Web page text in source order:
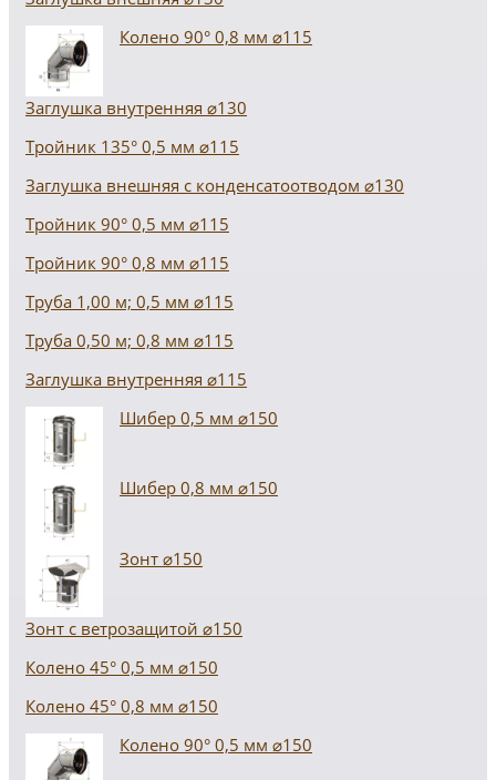
Колено 90° 0,8 мм ⌀115
Заглушка внутренняя ⌀130
Тройник 135° 0,5 мм ⌀115
Заглушка внешняя с конденсатоотводом ⌀130
Тройник 90° 0,5 мм ⌀115
Тройник 90° 0,8 мм ⌀115
Труба 1,00 м; 0,5 мм ⌀115
Труба 0,50 м; 0,8 мм ⌀115
Заглушка внутренняя ⌀115
Шибер 0,5 мм ⌀150
Шибер 0,8 мм ⌀150
Зонт ⌀150
Зонт с ветрозащитой ⌀150
Колено 45° 0,5 мм ⌀150
Колено 45° 0,8 мм ⌀150
Колено 90° 0,5 мм ⌀150